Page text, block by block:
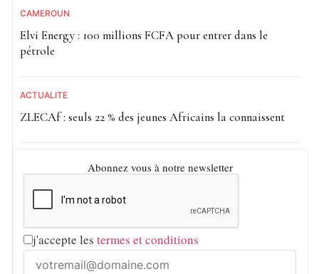
CAMEROUN
Elvi Energy : 100 millions FCFA pour entrer dans le
pétrole
ACTUALITE
ZLECAf : seuls 22 % des jeunes Africains la connaissent
Abonnez vous à notre newsletter
j'accepte les termes et conditions